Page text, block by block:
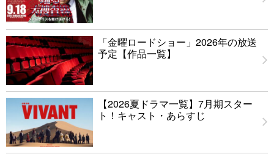
「金曜ロードショー」2026年の放送
予定【作品一覧】
【2026夏ドラマ一覧】7月期スター
ト！キャスト・あらすじ